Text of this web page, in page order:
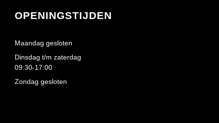
OPENINGSTIJDEN
Maandag gesloten
Dinsdag t/m zaterdag
09:30-17:00
Zondag gesloten